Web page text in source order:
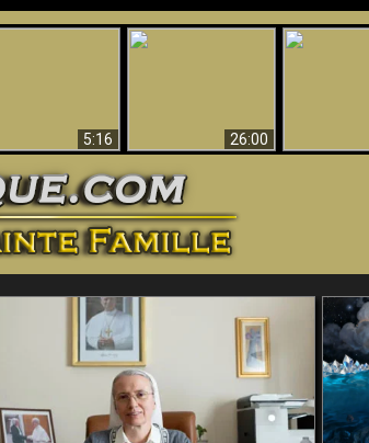
5:16
26:00